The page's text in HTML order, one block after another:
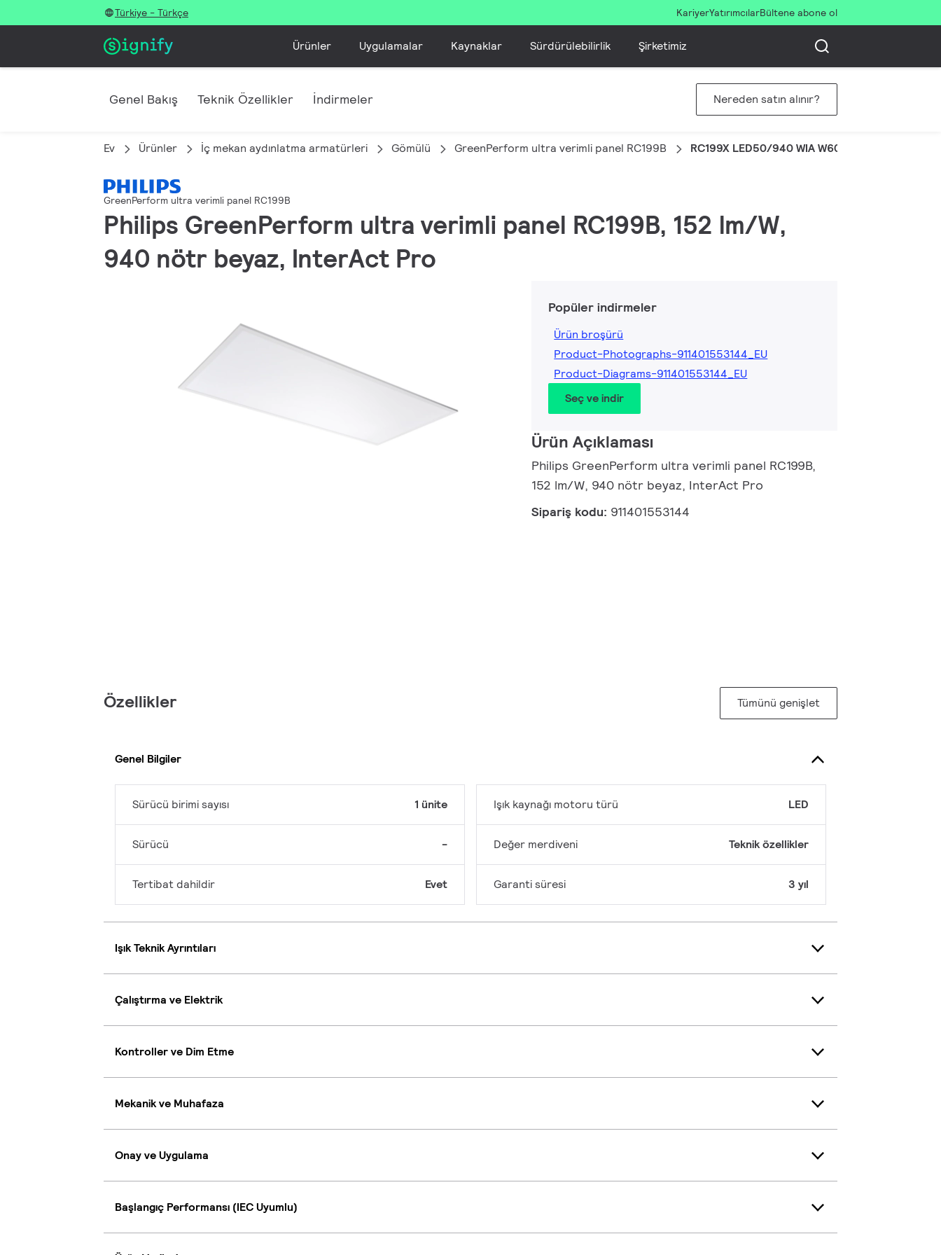
Türkiye - Türkçe KariyerYatırımcılarBültene abone ol
Ürünler Uygulamalar Kaynaklar Sürdürülebilirlik Şirketimiz
Genel Bakış Teknik Özellikler İndirmeler Nereden satın alınır?
Ev Ürünler İç mekan aydınlatma armatürleri Gömülü GreenPerform ultra verimli panel RC199B RC199X LED50/940 WIA W60L120 OC CAU UE
GreenPerform ultra verimli panel RC199B
Philips GreenPerform ultra verimli panel RC199B, 152 lm/W,
940 nötr beyaz, InterAct Pro
Popüler indirmeler
Ürün broşürü
Product-Photographs-911401553144_EU
Product-Diagrams-911401553144_EU
Seç ve indir
Ürün Açıklaması
Philips GreenPerform ultra verimli panel RC199B,
152 lm/W, 940 nötr beyaz, InterAct Pro
Sipariş kodu: 911401553144
Özellikler Tümünü genişlet
Genel Bilgiler
Sürücü birimi sayısı 1 ünite
Sürücü -
Tertibat dahildir Evet
Işık kaynağı motoru türü LED
Değer merdiveni Teknik özellikler
Garanti süresi 3 yıl
Işık Teknik Ayrıntıları
Çalıştırma ve Elektrik
Kontroller ve Dim Etme
Mekanik ve Muhafaza
Onay ve Uygulama
Başlangıç Performansı (IEC Uyumlu)